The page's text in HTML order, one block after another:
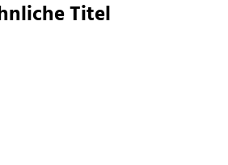
Titel